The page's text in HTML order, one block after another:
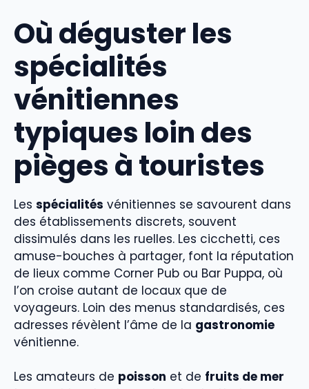
Où déguster les
spécialités
vénitiennes
typiques loin des
pièges à touristes
Les spécialités vénitiennes se savourent dans
des établissements discrets, souvent
dissimulés dans les ruelles. Les cicchetti, ces
amuse-bouches à partager, font la réputation
de lieux comme Corner Pub ou Bar Puppa, où
l’on croise autant de locaux que de
voyageurs. Loin des menus standardisés, ces
adresses révèlent l’âme de la gastronomie
vénitienne.
Les amateurs de poisson et de fruits de mer